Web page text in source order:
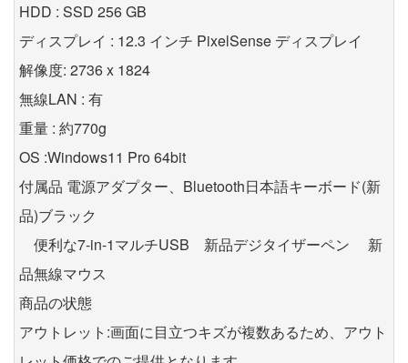
HDD : SSD 256 GB
ディスプレイ : 12.3 インチ PixelSense ディスプレイ
解像度: 2736 x 1824
無線LAN : 有
重量 : 約770g
OS :Windows11 Pro 64bit
付属品 電源アダプター、Bluetooth日本語キーボード(新
品)ブラック
便利な7-in-1マルチUSB 新品デジタイザーペン 新
品無線マウス
商品の状態
アウトレット:画面に目立つキズが複数あるため、アウト